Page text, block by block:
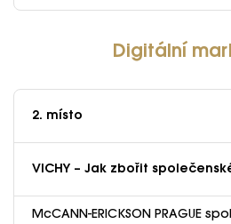
Digitální
2. místo
VICHY – Jak zbořit
McCANN-ERICKSON PRAGUE